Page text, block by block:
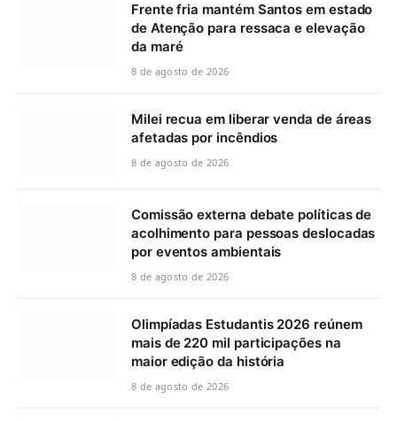
Frente fria mantém Santos em estado
de Atenção para ressaca e elevação
da maré
8 de agosto de 2026
Milei recua em liberar venda de áreas
afetadas por incêndios
8 de agosto de 2026
Comissão externa debate políticas de
acolhimento para pessoas deslocadas
por eventos ambientais
8 de agosto de 2026
Olimpíadas Estudantis 2026 reúnem
mais de 220 mil participações na
maior edição da história
8 de agosto de 2026